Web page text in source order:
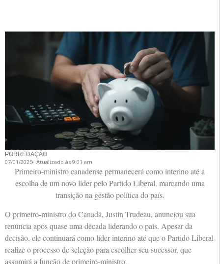
POR REDAÇÃO
07/01/2025 Atualizado às 9:01 am
Primeiro-ministro canadense permanecerá como interino até a
escolha de um novo líder pelo Partido Liberal, marcando uma
transição na gestão política do país.
O primeiro-ministro do Canadá, Justin Trudeau, anunciou sua
renúncia após quase uma década liderando o país. Apesar da
decisão, ele continuará como líder interino até que o Partido Liberal
realize o processo de seleção para escolher seu sucessor, que
assumirá a função de primeiro-ministro.